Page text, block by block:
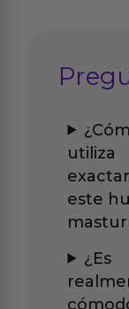
utiliza
este
¿Es